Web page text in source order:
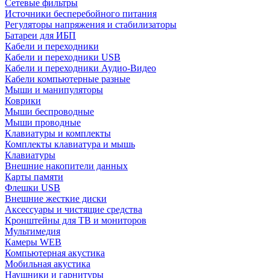
Сетевые фильтры
Источники бесперебойного питания
Регуляторы напряжения и стабилизаторы
Батареи для ИБП
Кабели и переходники
Кабели и переходники USB
Кабели и переходники Аудио-Видео
Кабели компьютерные разные
Мыши и манипуляторы
Коврики
Мыши беспроводные
Мыши проводные
Клавиатуры и комплекты
Комплекты клавиатура и мышь
Клавиатуры
Внешние накопители данных
Карты памяти
Флешки USB
Внешние жесткие диски
Аксессуары и чистящие средства
Кронштейны для ТВ и мониторов
Мультимедия
Камеры WEB
Компьютерная акустика
Мобильная акустика
Наушники и гарнитуры